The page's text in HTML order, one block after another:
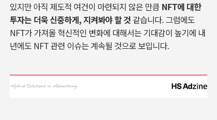
있지만 아직 제도적 여건이 마련되지 않은 만큼 NFT에 대한
투자는 더욱 신중하게, 지켜봐야 할 것 같습니다. 그럼에도
NFT가 가져올 혁신적인 변화에 대해서는 기대감이 높기에 내
년에도 NFT 관련 이슈는 계속될 것으로 보입니다.